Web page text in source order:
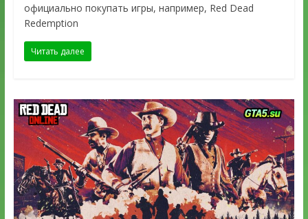
официально покупать игры, например, Red Dead
Redemption
Читать далее